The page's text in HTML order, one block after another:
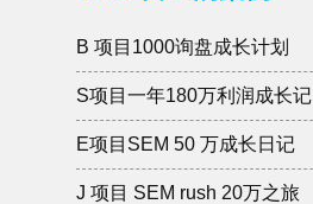
B 项目1000询盘成长计划
S项目一年180万利润成长记
E项目SEM 50 万成长日记
J 项目 SEM rush 20万之旅